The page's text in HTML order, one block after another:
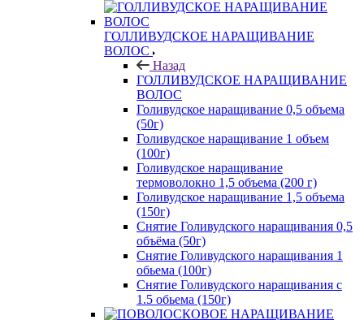
ГОЛЛИВУДСКОЕ НАРАЩИВАНИЕ
ВОЛОС
Назад
ГОЛЛИВУДСКОЕ НАРАЩИВАНИЕ
ВОЛОС
Голивудское наращивание 0,5 объема
(50г)
Голивудское наращивание 1 объем
(100г)
Голивудское наращивание
термоволокно 1,5 объема (200 г)
Голивудское наращивание 1,5 объема
(150г)
Снятие Голивудского наращивания 0,5
объёма (50г)
Снятие Голивудского наращивания 1
обьема (100г)
Снятие Голивудского наращивания с
1.5 обьема (150г)